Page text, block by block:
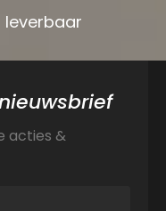
acties &